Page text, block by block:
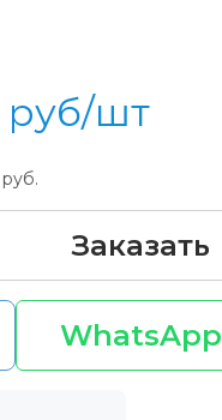
руб/шт
руб.
Заказать
WhatsApp